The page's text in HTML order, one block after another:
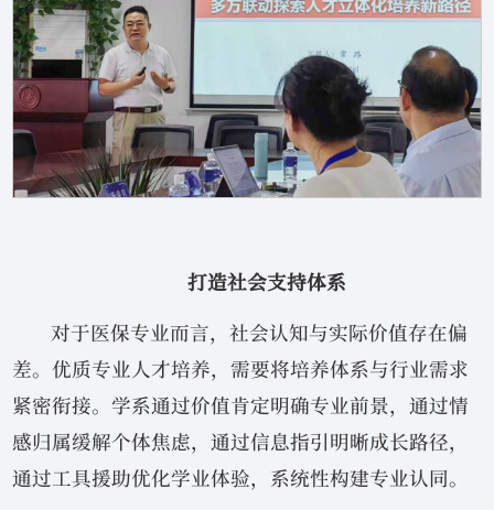
打造社会支持体系
对于医保专业而言，社会认知与实际价值存在偏
差。优质专业人才培养，需要将培养体系与行业需求
紧密衔接。学系通过价值肯定明确专业前景，通过情
感归属缓解个体焦虑，通过信息指引明晰成长路径，
通过工具援助优化学业体验，系统性构建专业认同。